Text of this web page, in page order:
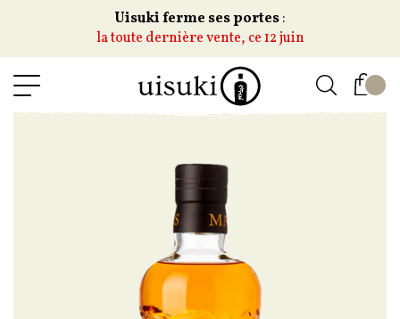
Uisuki ferme ses portes:
la toute dernière vente, ce 12 juin